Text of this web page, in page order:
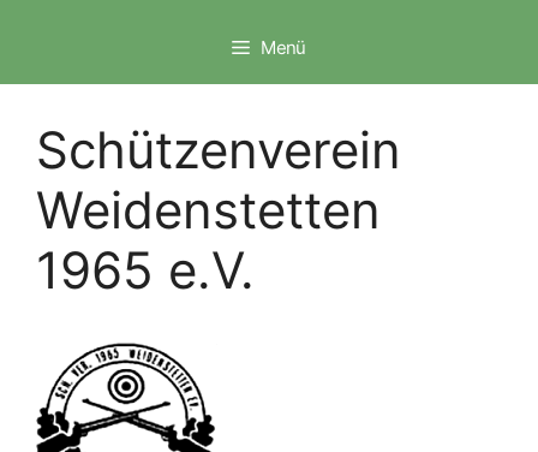
Menü
Schützenverein
Weidenstetten
1965 e.V.